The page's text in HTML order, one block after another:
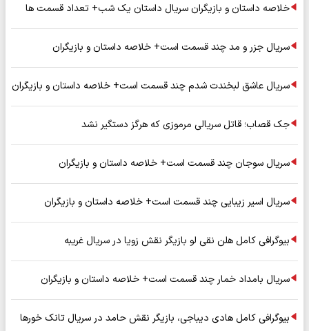
خلاصه داستان و بازیگران سریال داستان یک شب+ تعداد قسمت ها
سریال جزر و مد چند قسمت است+ خلاصه داستان و بازیگران
سریال عاشق لبخندت شدم چند قسمت است+ خلاصه داستان و بازیگران
جک قصاب؛ قاتل سریالی مرموزی که هرگز دستگیر نشد
سریال سوجان چند قسمت است+ خلاصه داستان و بازیگران
سریال اسیر زیبایی چند قسمت است+ خلاصه داستان و بازیگران
بیوگرافی کامل هلن نقی لو بازیگر نقش زویا در سریال غریبه
سریال بامداد خمار چند قسمت است+ خلاصه داستان و بازیگران
بیوگرافی کامل هادی دیباجی، بازیگر نقش حامد در سریال تانک خورها